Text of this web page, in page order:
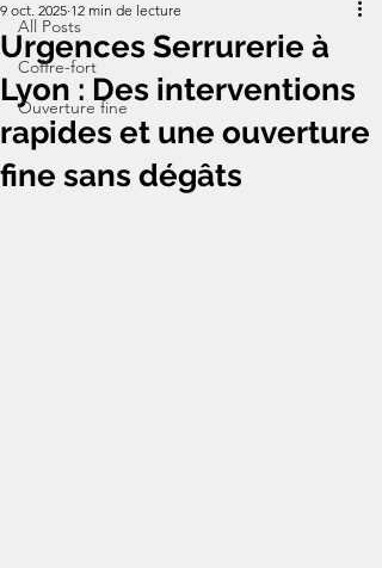
All Posts
Coffre-fort
Ouverture fine
Urgences Serrurerie à
Lyon : Des interventions
rapides et une ouverture
fine sans dégâts
9 oct. 2025 12 min de lecture